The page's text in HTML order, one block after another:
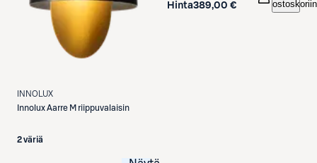
INNOLUX
InnoluxAarre M riippuvalaisin
2 väriä
Hinta389,00 €
ostoskoriin